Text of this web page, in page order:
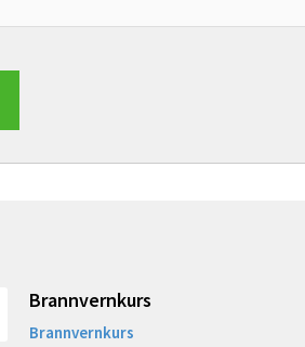
Brannvernkurs
Brannvernkurs